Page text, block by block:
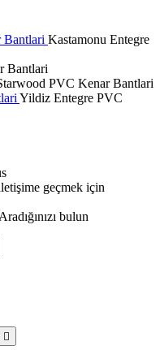
Bantlari Kastamonu Entegre
Bantlari
PVC Kenar Bantlari
Yildiz Entegre PVC
geçmek için
bulun
